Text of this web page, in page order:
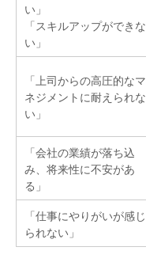
い」
「スキルアップができな
い」
「上司からの高圧的なマ
ネジメントに耐えられな
い」
「会社の業績が落ち込
み、将来性に不安があ
る」
「仕事にやりがいが感じ
られない」